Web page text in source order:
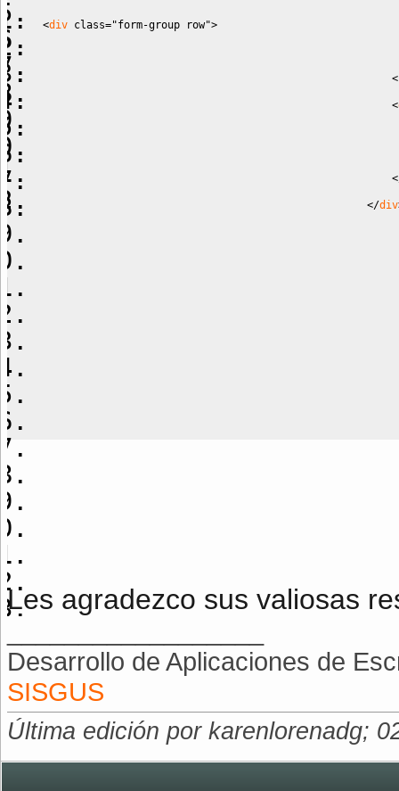
<
</div
<div class="form-group row">
<
<
Les agradezco sus valiosas
Desarrollo de Aplicaciones de
SISGUS
Última edición por karenlorenadg;